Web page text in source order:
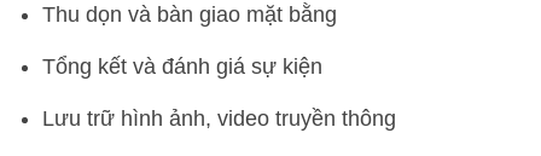
Thu dọn và bàn giao mặt bằng
Tổng kết và đánh giá sự kiện
Lưu trữ hình ảnh, video truyền thông